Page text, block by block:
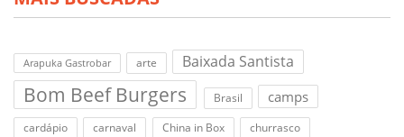
Arapuka Gastrobar arte Baixada Santista
Bom Beef Burgers Brasil camps
cardápio carnaval China in Box
churrasco